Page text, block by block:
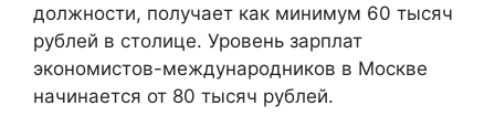
должности, получает как минимум 60 тысяч
рублей в столице. Уровень зарплат
экономистов-международников в Москве
начинается от 80 тысяч рублей.